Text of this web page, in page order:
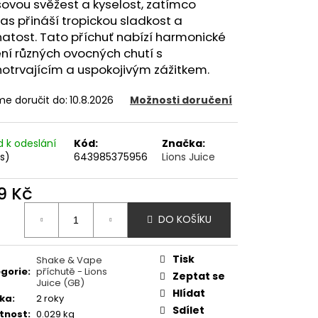
svěžest a kyselost, zatímco
přináší tropickou sladkost a
Tato příchuť nabízí harmonické
různých ovocných chutí s
a uspokojivým zážitkem.
doručit do: 10.8.2026 Možnosti doručení
k odeslání
Kód:
643985375956
Značka:
Lions Juice
Kč
DO KOŠÍKU
:
Shake & Vape
příchutě - Lions
Juice (GB)
:
2 roky
: 0.029 kg
Tisk
Zeptat se
Hlídat
Sdílet
- PŘEDNAPLNĚNÁ
- 20MG -